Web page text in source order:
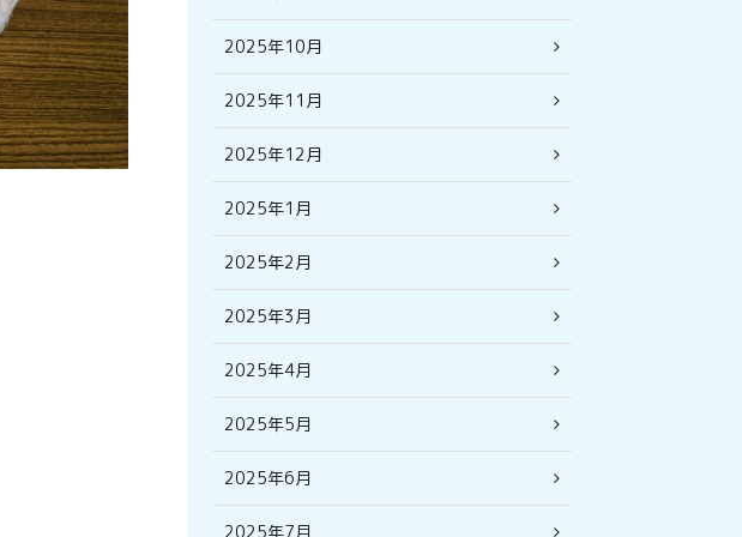
2025年10月
2025年11月
2025年12月
2025年1月
2025年2月
2025年3月
2025年4月
2025年5月
2025年6月
2025年7月